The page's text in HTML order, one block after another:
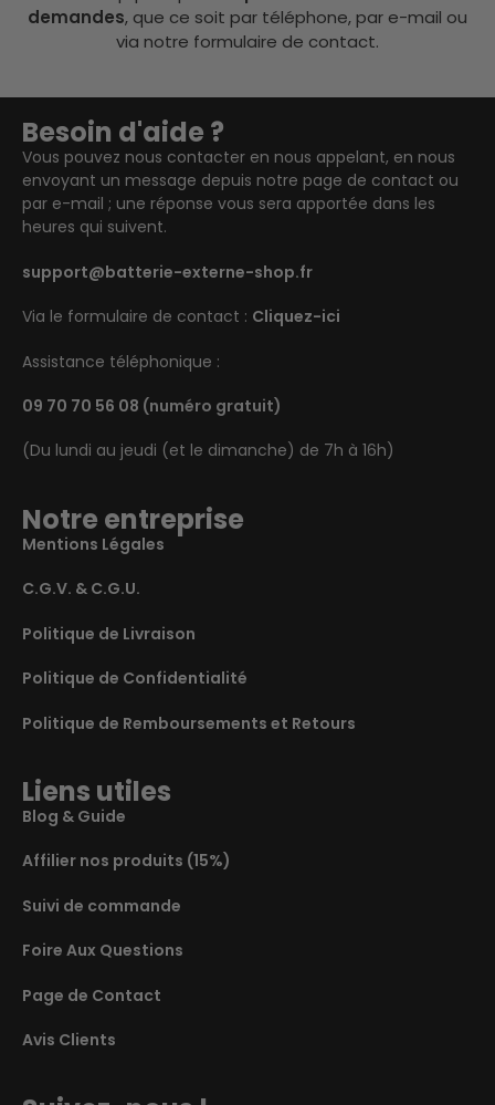
demandes, que ce soit par téléphone, par e-mail ou
via notre formulaire de contact.
Besoin d'aide ?
Vous pouvez nous contacter en nous appelant, en nous
envoyant un message depuis notre page de contact ou
par e-mail ; une réponse vous sera apportée dans les
heures qui suivent.
support@batterie-externe-shop.fr
Via le formulaire de contact : Cliquez-ici
Assistance téléphonique :
09 70 70 56 08 (numéro gratuit)
(Du lundi au jeudi (et le dimanche) de 7h à 16h)
Notre entreprise
Mentions Légales
C.G.V. & C.G.U.
Politique de Livraison
Politique de Confidentialité
Politique de Remboursements et Retours
Liens utiles
Blog & Guide
Affilier nos produits (15%)
Suivi de commande
Foire Aux Questions
Page de Contact
Avis Clients